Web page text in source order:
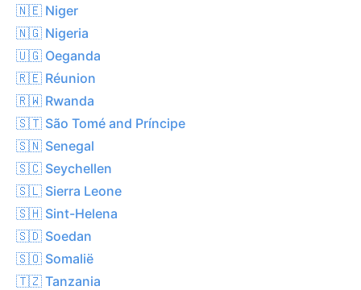
🇳🇪 Niger
🇳🇬 Nigeria
🇺🇬 Oeganda
🇷🇪 Réunion
🇷🇼 Rwanda
🇸🇹 São Tomé and Príncipe
🇸🇳 Senegal
🇸🇨 Seychellen
🇸🇱 Sierra Leone
🇸🇭 Sint-Helena
🇸🇩 Soedan
🇸🇴 Somalië
🇹🇿 Tanzania